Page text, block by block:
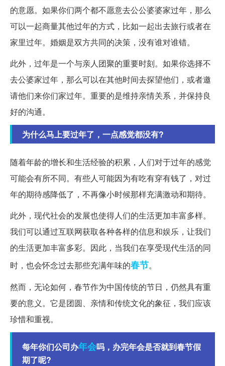
的意愿。如果你们两个都不愿意去公公婆婆家过年，那么
可以一起商量其他过年的方式，比如一起出去旅行或者在
家里过年。婚姻是双方共同的决策，没有谁对谁错。
此外，过年是一个与亲人团聚的重要时刻。如果你选择不
去公婆家过年，那么可以在其他时间去探望他们，或者邀
请他们来你们家过年。重要的是维持亲情关系，并保持良
好的沟通。
为什么马上要过年了，一点感觉都没有?
随着年龄的增长和生活经验的积累，人们对于过年的感觉
可能会有所不同。有些人可能因为有吃有穿有钱了，对过
年的期待感降低了，不再像小时候那样充满激动和期待。
此外，现代社会的发展也使得人们的生活更加丰富多样。
我们可以通过互联网获取各种各样的信息和娱乐，让我们
的生活更加丰富多彩。因此，当我们在享受现代生活的同
时，也会怀念过去那些充满年味的春节。
然而，无论如何，春节作为中国传统的节日，仍然具有重
要的意义。它是团圆、亲情和传统文化的象征，我们应该
珍惜和重视。
每年你们公司办年会吗，办完年会是否就到春节假
期了呢?